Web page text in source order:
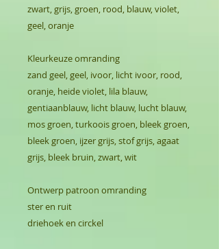
zwart, grijs, groen, rood, blauw, violet,
geel, oranje
Kleurkeuze omranding
zand geel, geel, ivoor, licht ivoor, rood,
oranje, heide violet, lila blauw,
gentiaanblauw, licht blauw, lucht blauw,
mos groen, turkoois groen, bleek groen,
bleek groen, ijzer grijs, stof grijs, agaat
grijs, bleek bruin, zwart, wit
Ontwerp patroon omranding
ster en ruit
driehoek en circkel